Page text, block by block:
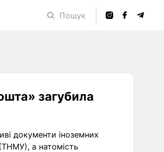
Пошук
загубила
документи іноземних
а натомість